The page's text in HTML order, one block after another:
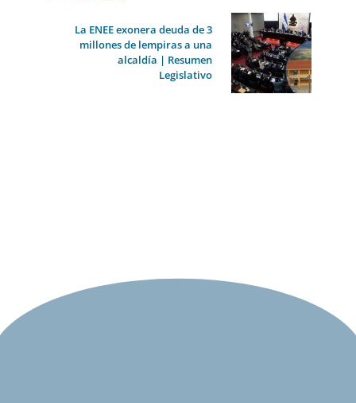
La ENEE exonera deuda de 3
millones de lempiras a una
alcaldía | Resumen
Legislativo